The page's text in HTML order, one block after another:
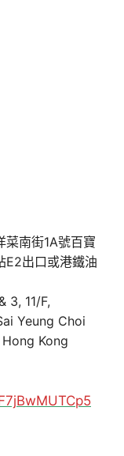
菜南街1A號百寶
E2出口或港鐵油
3, 11/F,
Yeung Choi
Kong